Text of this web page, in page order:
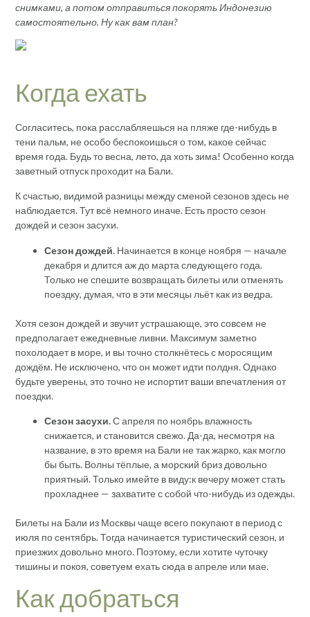
снимками, а потом отправиться покорять Индонезию
самостоятельно. Ну как вам план?
Когда ехать
Согласитесь, пока расслабляешься на пляже где-нибудь в
тени пальм, не особо беспокоишься о том, какое сейчас
время года. Будь то весна, лето, да хоть зима! Особенно когда
заветный отпуск проходит на Бали.
К счастью, видимой разницы между сменой сезонов здесь не
наблюдается. Тут всё немного иначе. Есть просто сезон
дождей и сезон засухи.
Сезон дождей. Начинается в конце ноября — начале
декабря и длится аж до марта следующего года.
Только не спешите возвращать билеты или отменять
поездку, думая, что в эти месяцы льёт как из ведра.
Хотя сезон дождей и звучит устрашающе, это совсем не
предполагает ежедневные ливни. Максимум заметно
похолодает в море, и вы точно столкнётесь с моросящим
дождём. Не исключено, что он может идти полдня. Однако
будьте уверены, это точно не испортит ваши впечатления от
поездки.
Сезон засухи.С апреля по ноябрь влажность
снижается, и становится свежо. Да-да, несмотря на
название, в это время на Бали не так жарко, как могло
бы быть. Волны тёплые, а морский бриз довольно
приятный. Только имейте в виду:к вечеру может стать
прохладнее — захватите с собой что-нибудь из одежды.
Билеты на Бали из Москвы чаще всего покупают в период с
июля по сентябрь. Тогда начинается туристический сезон, и
приезжих довольно много. Поэтому, если хотите чуточку
тишины и покоя, советуем ехать сюда в апреле или мае.
Как добраться